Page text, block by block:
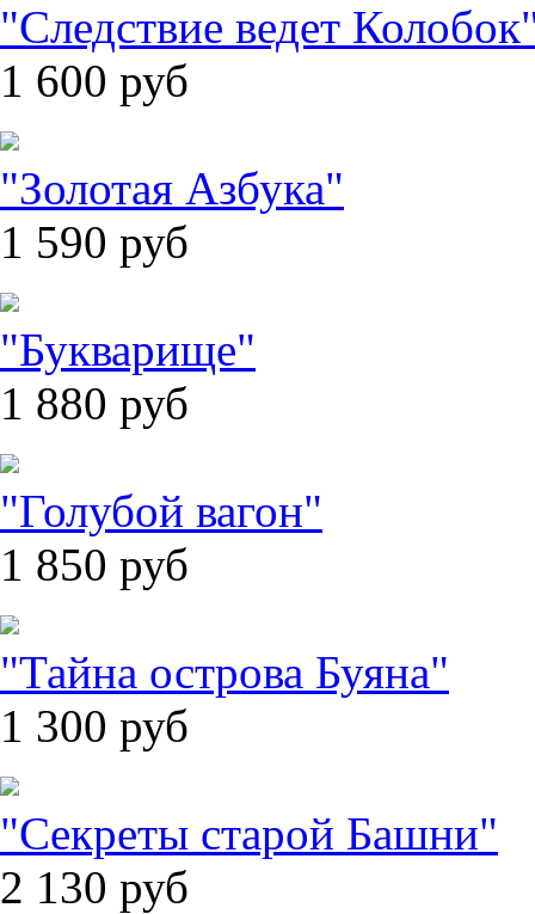
"Следствие ведет
1 600 руб
"Золотая Азбука"
1 590 руб
"Букварище"
1 880 руб
"Голубой вагон"
1 850 руб
"Тайна острова Буяна"
1 300 руб
"Секреты старой Башни"
2 130 руб